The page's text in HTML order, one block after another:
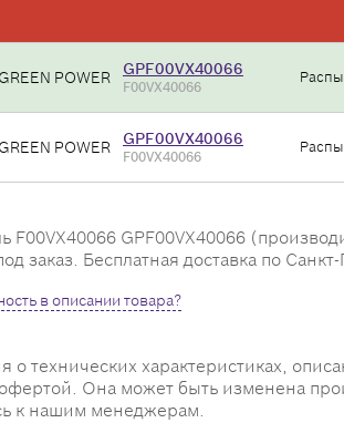
GREEN POWER GPF00VX40066
F00VX40066
GREEN POWER GPF00VX40066
F00VX40066
F00VX40066 GPF00VX40066
заказ. Бесплатная доставка по
в описании товара?
о технических характеристиках,
Она может быть изменена
к нашим менеджерам.